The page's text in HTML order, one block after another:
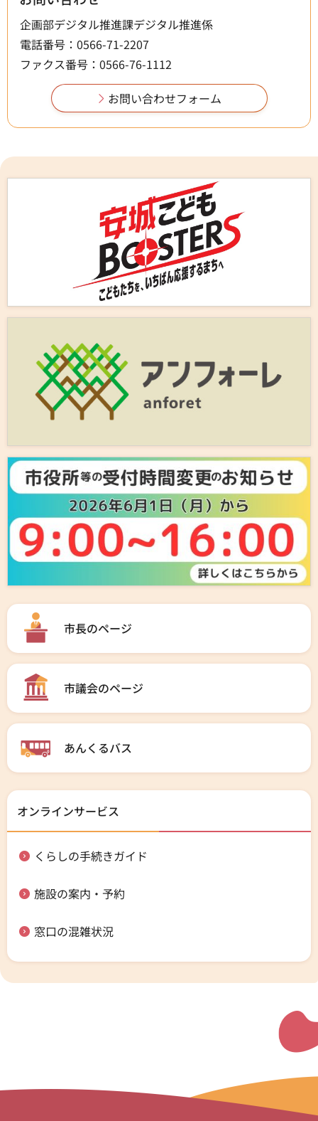
企画部デジタル推進課デジタル推進係
電話番号：0566-71-2207
ファクス番号：0566-76-1112
市長のページ
市議会のページ
あんくるバス
オンラインサービス
くらしの手続きガイド
施設の案内・予約
窓口の混雑状況